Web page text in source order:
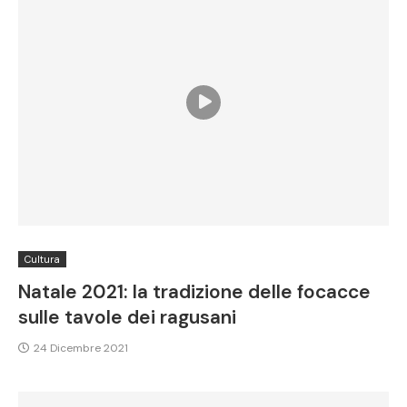
Cultura
Natale 2021: la tradizione delle focacce
sulle tavole dei ragusani
24 Dicembre 2021